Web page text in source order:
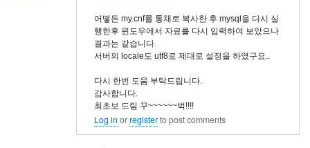
어떻든 my.cnf를 통채로 복사한 후 mysql을 다시 실
행한후 윈도우에서 자료를 다시 입력하여 보았으나
결과는 같습니다.
서버의 locale도 utf8로 제대로 설정을 하였구요..
다시 한번 도움 부탁드립니다.
감사합니다.
최초보 드림 꾸~~~~~~벅!!!!
Log in orregisterto post comments